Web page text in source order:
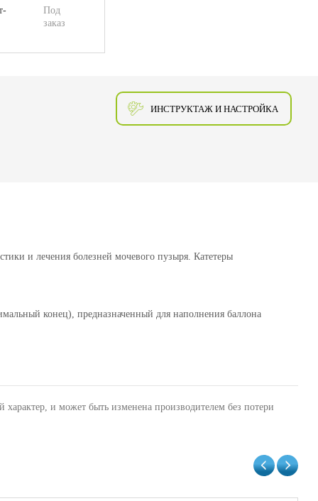
Под
заказ
ИНСТРУКТАЖ И НАСТРОЙКА
и лечения болезней мочевого пузыря. Катетеры
конец), предназначенный для наполнения баллона
и может быть изменена производителем без потери